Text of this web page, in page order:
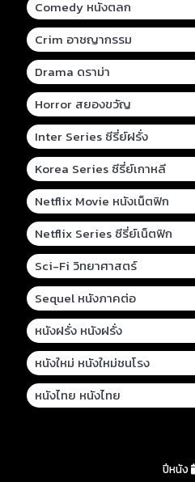
Comedy หนังตลก
Crim อาชญากรรม
Drama ดราม่า
Horror สยองขวัญ
Inter Series ซีรี่ย์ฝรั่ง
Korea Series ซีรี่ย์เกาหลี
Netflix Movie หนังเน็ตฟิก
Netflix Series ซีรี่ย์เน็ตฟิก
Sci-Fi วิทยาศาสตร์
Sequel หนังภาคต่อ
หนังฝรั่ง หนังฝรั่ง
หนังใหม่ หนังใหม่ชนโรง
หนังไทย หนังไทย
ปีหนัง